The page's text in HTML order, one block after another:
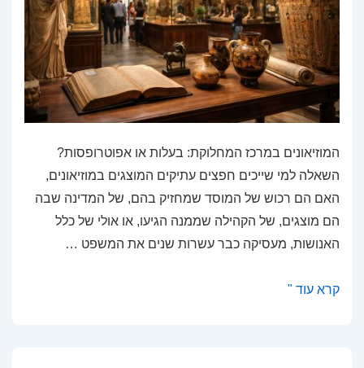
המוזיאונים במרכז המחלוקת: בעלות או אפוטרופסות?
השאלה למי שייכים חפצים עתיקים המוצגים במוזיאונים,
האם הם רכוש של המוסד שמחזיק בהם, של המדינה שבה
הם מוצגים, של הקהילה שממנה הגיעו, או אולי של כלל
האנושות, מעסיקה כבר עשרות שנים את המשפט …
למי
קרא עוד "